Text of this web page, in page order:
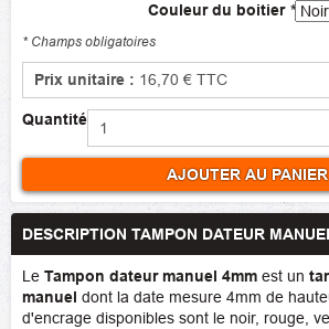
Couleur du boitier *
* Champs obligatoires
Prix unitaire : 16,70 € TTC
Quantité
AJOUTER AU PANIER
DESCRIPTION TAMPON DATEUR
Le Tampon dateur manuel 4mm est un
manuel dont la date mesure 4mm de
d'encrage disponibles sont le noir, rouge,